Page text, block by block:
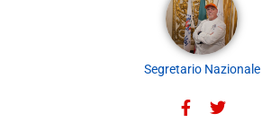
Segretario Nazionale